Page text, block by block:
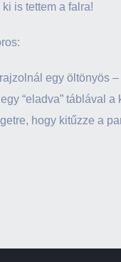
is tettem a falra!
egy öltönyös
“eladva” táblával a
hogy kitűzze a